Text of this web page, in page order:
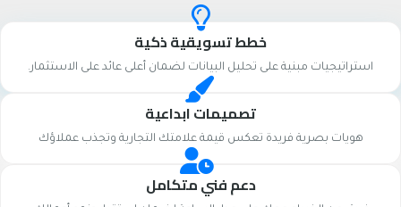
خطط تسويقية ذكية
استراتيجيات مبنية على تحليل البيانات لضمان أعلى عائد على الاستثمار.
تصميمات ابداعية
هويات بصرية فريدة تعكس قيمة علامتك التجارية وتجذب عملاؤك
دعم فني متكامل